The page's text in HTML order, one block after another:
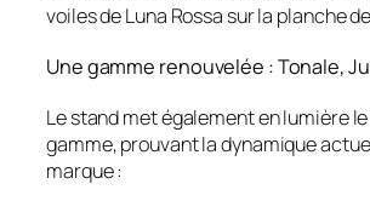
voiles de Luna Rossa sur la planche
Une gamme renouvelée : Tonale,
Le stand met également en lumière
gamme, prouvant la dynamique
marque :